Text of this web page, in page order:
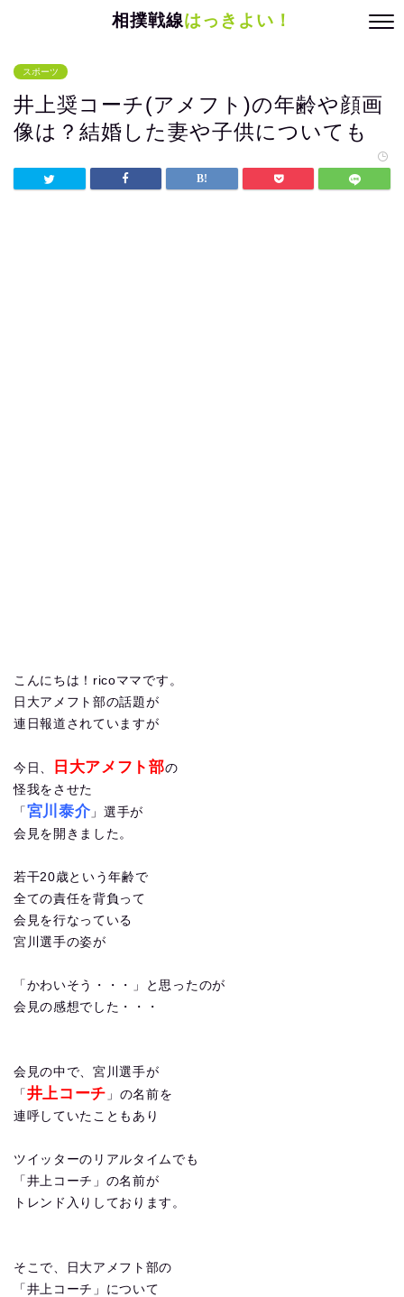
相撲戦線はっきよい！
スポーツ
井上奨コーチ(アメフト)の年齢や顔画
像は？結婚した妻や子供についても
こんにちは！ricoママです。
日大アメフト部の話題が
連日報道されていますが
今日、 日大アメフト部の
怪我をさせた
「 宮川泰介」選手が
会見を開きました。
若干20歳という年齢で
全ての責任を背負って
会見を行なっている
宮川選手の姿が
「かわいそう・・・」と思ったのが
会見の感想でした・・・
会見の中で、宮川選手が
「 井上コーチ 」の名前を
連呼していたこともあり
ツイッターのリアルタイムでも
「井上コーチ」の名前が
トレンド入りしております。
そこで、日大アメフト部の
「井上コーチ」について